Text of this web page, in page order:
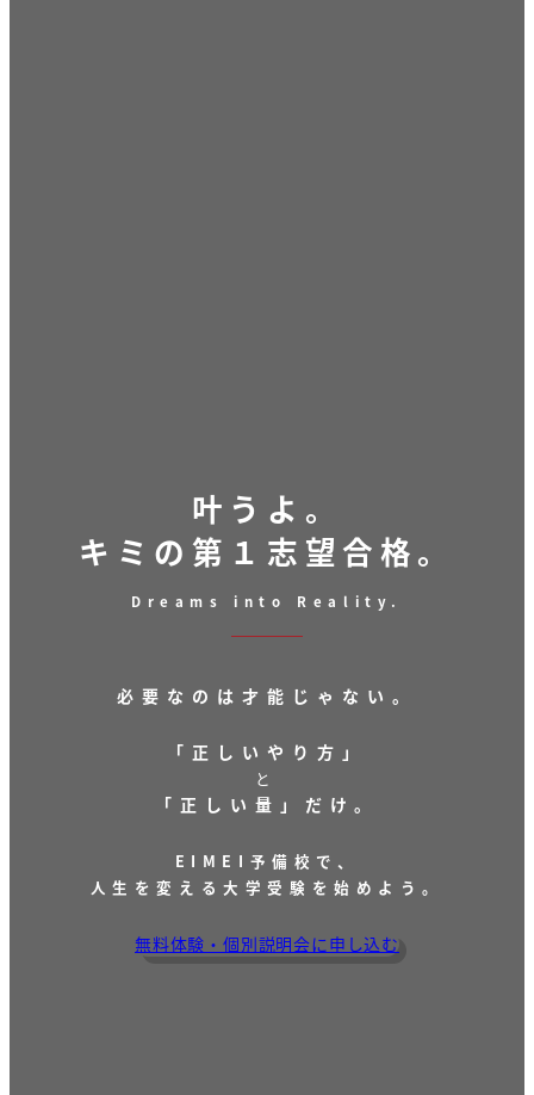
叶うよ。
キミの第１志望合格。
Dreams into Reality.
必要なのは才能じゃない。
「正しいやり方」
と
「正しい量」だけ。
EIMEI予備校で、
人生を変える大学受験を始めよう。
無料体験・個別説明会に申し込む